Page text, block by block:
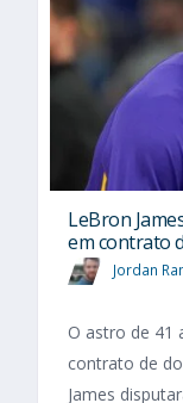
LeBron
em contrato
Jordan
O astro de 41
contrato de
James